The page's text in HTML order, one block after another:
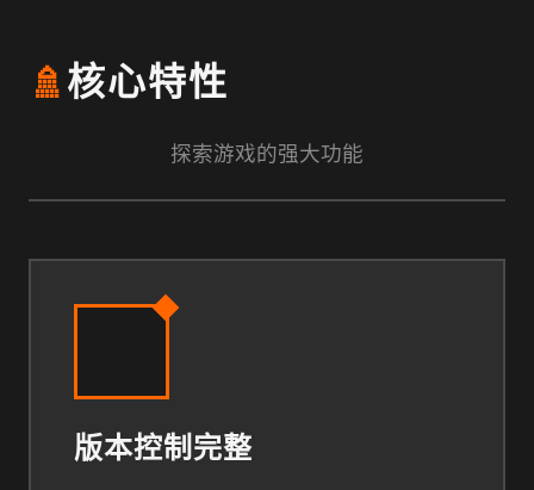
🚿核心特性
探索游戏的强大功能
版本控制完整